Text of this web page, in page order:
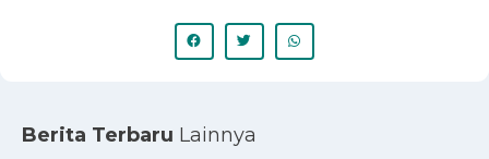
Berita Terbaru Lainnya